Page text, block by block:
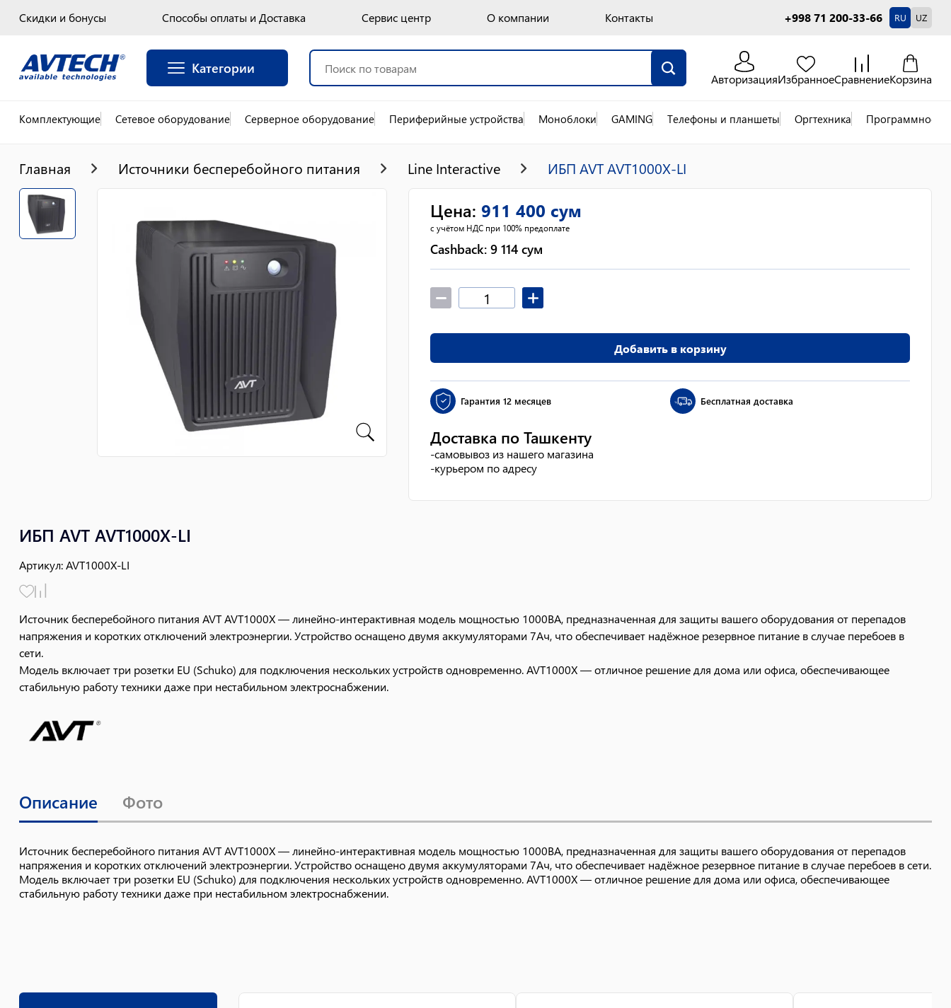
Скидки и бонусы Способы оплаты и Доставка Сервис центр О компании Контакты +998 71 200-33-66 RU UZ
Категории
АвторизацияИзбранноеСравнениеКорзина
Комплектующие Сетевое оборудование Серверное оборудование Периферийные устройства Моноблоки GAMING Телефоны и планшеты Оргтехника Программное
Главная Источники бесперебойного питания Line Interactive ИБП AVT AVT1000X-LI
ИБП AVT AVT1000X-LI
Артикул:AVT1000X-LI
Источник бесперебойного питания AVT AVT1000X — линейно-интерактивная модель мощностью 1000ВА, предназначенная для защиты вашего оборудования от перепадов
напряжения и коротких отключений электроэнергии. Устройство оснащено двумя аккумуляторами 7Ач, что обеспечивает надёжное резервное питание в случае перебоев в
сети.
Модель включает три розетки EU (Schuko) для подключения нескольких устройств одновременно. AVT1000X — отличное решение для дома или офиса, обеспечивающее
стабильную работу техники даже при нестабильном электроснабжении.
Цена: 911 400 сум
с учётом НДС при 100% предоплате
Cashback: 9 114 сум
Добавить в корзину
Гарантия 12 месяцев Бесплатная доставка
Доставка по Ташкенту
-самовывоз из нашего магазина
-курьером по адресу
Описание Фото
Источник бесперебойного питания AVT AVT1000X — линейно-интерактивная модель мощностью 1000ВА, предназначенная для защиты вашего оборудования от перепадов
напряжения и коротких отключений электроэнергии. Устройство оснащено двумя аккумуляторами 7Ач, что обеспечивает надёжное резервное питание в случае перебоев в сети.
Модель включает три розетки EU (Schuko) для подключения нескольких устройств одновременно. AVT1000X — отличное решение для дома или офиса, обеспечивающее
стабильную работу техники даже при нестабильном электроснабжении.